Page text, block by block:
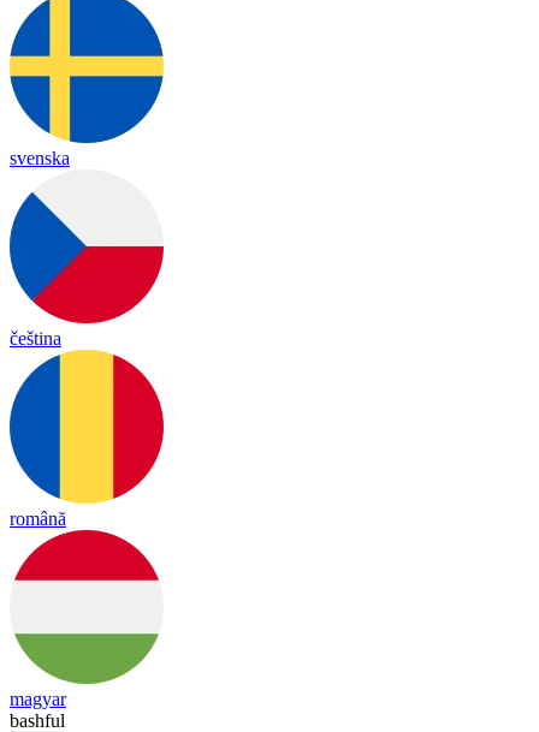
svenska
čeština
română
magyar
bashful